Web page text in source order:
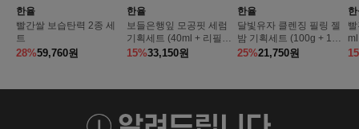
한율
빨간쌀 보습탄력 2종 세
트
28%59,760원
한율
보들은행잎 모공핏 세럼
기획세트 (40ml + 리필 4
0ml)
15%33,150원
한율
달빛유자 클렌징 필링 젤
밤 기획세트 (100g + 15
g)
25%21,750원
ml